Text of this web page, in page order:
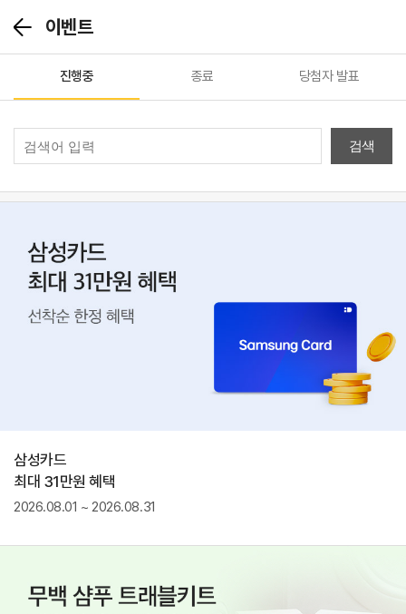
뒤
로
이벤트
진행중 종료 당첨자 발표
검색
삼성카드
최대 31만원 혜택
2026.08.01 ~ 2026.08.31